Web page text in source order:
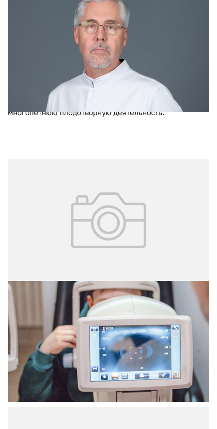
№ 10 (408)
Заслуженное признание труда
Президент Российской Федерации В.В. Путин
поздравил с юбилеем Алексея Шабунина, директора
Московского многопрофильного научно-клинического
центра имени С.П. Боткина, академика РАН, а также
подписал указ о его награждении орденом «За заслуги
перед Отечеством» IV степени за большой вклад в
развитие медицинской науки и здравоохранения и за
многолетнюю плодотворную деятельность.
16.03.2026 № 9 (407)
Сохранить зрение детям
Столичные офтальмологи разработали и внедрили
новый комбинированный метод лечения болезни
Коатса, редкого врождённого заболевания глаз у
детей.